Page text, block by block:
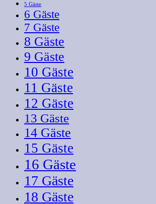
5 Gäste
6 Gäste
7 Gäste
8 Gäste
9 Gäste
10 Gäste
11 Gäste
12 Gäste
13 Gäste
14 Gäste
15 Gäste
16 Gäste
17 Gäste
18 Gäste